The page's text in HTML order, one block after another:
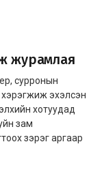
журамлая
сурронын
хэрэгжиж эхэлсэн
хотуудад
зам
зэрэг аргаар